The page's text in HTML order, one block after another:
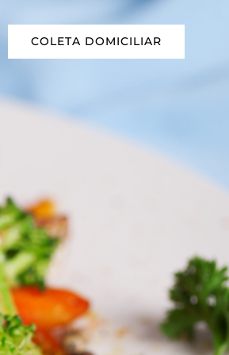
COLETA DOMICILIAR